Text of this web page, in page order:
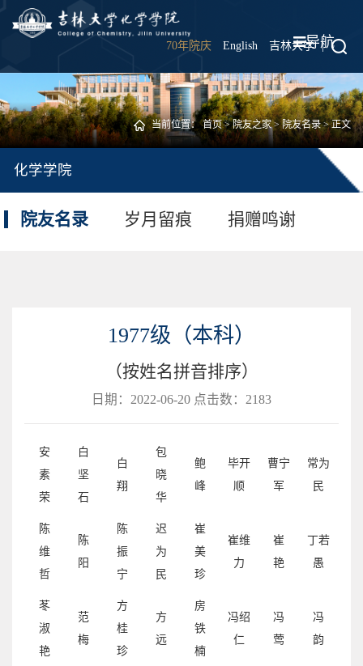
70年院庆 English 吉林大学 |
导航
当前位置：首页>院友之家>院友名录> 正文
化学学院
院友名录 岁月留痕 捐赠鸣谢
1977级（本科）
（按姓名拼音排序）
日期：2022-06-20 点击数： 2183
安
素
荣
白
坚
石
白
翔
包
晓
华
鲍
峰
毕开
顺
曹宁
军
常为
民
陈
维
哲
陈
阳
陈
振
宁
迟
为
民
崔
美
珍
崔维
力
崔
艳
丁若
愚
苳
淑
艳
范
梅
方
桂
珍
方
远
房
铁
楠
冯绍
仁
冯
莺
冯
韵